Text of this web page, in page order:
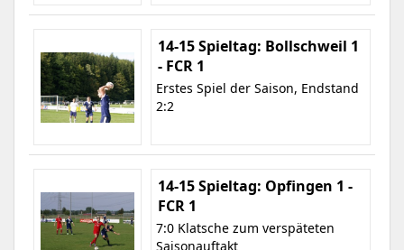
14-15 Spieltag: Bollschweil 1
- FCR 1
Erstes Spiel der Saison, Endstand
2:2
14-15 Spieltag: Opfingen 1 -
FCR 1
7:0 Klatsche zum verspäteten
Saisonauftakt